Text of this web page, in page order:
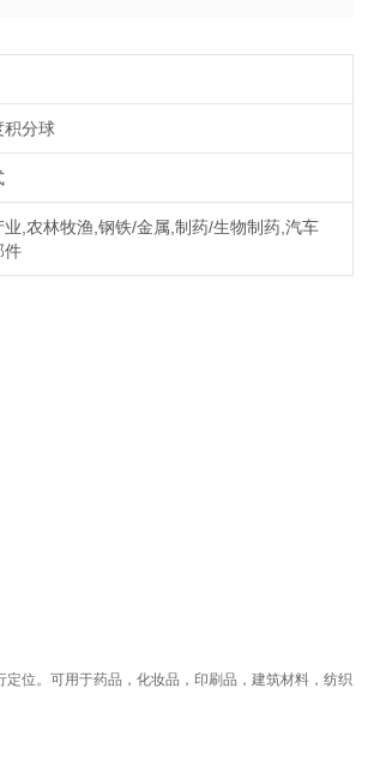
积分球
业,农林牧渔,钢铁/金属,制药/生物制药,汽车
件
位。 可用于药品，化妆品，印刷品，建筑材料，纺织